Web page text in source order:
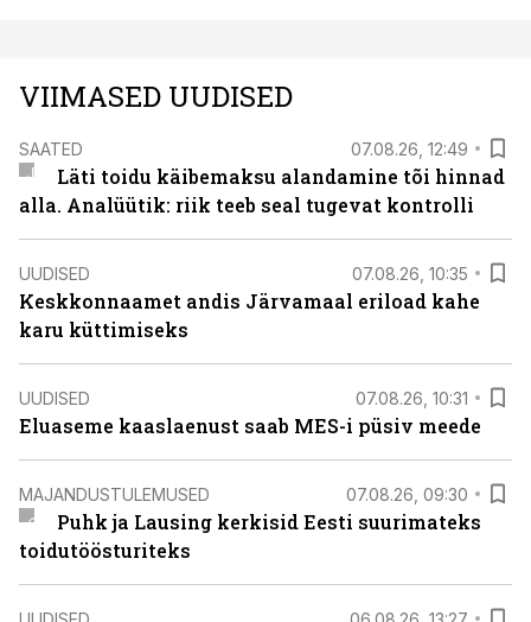
VIIMASED UUDISED
SAATED 07.08.26, 12:49
Läti toidu käibemaksu alandamine tõi hinnad
alla. Analüütik: riik teeb seal tugevat kontrolli
UUDISED 07.08.26, 10:35
Keskkonnaamet andis Järvamaal eriload kahe
karu küttimiseks
UUDISED 07.08.26, 10:31
Eluaseme kaaslaenust saab MES-i püsiv meede
MAJANDUSTULEMUSED 07.08.26, 09:30
Puhk ja Lausing kerkisid Eesti suurimateks
toidutöösturiteks